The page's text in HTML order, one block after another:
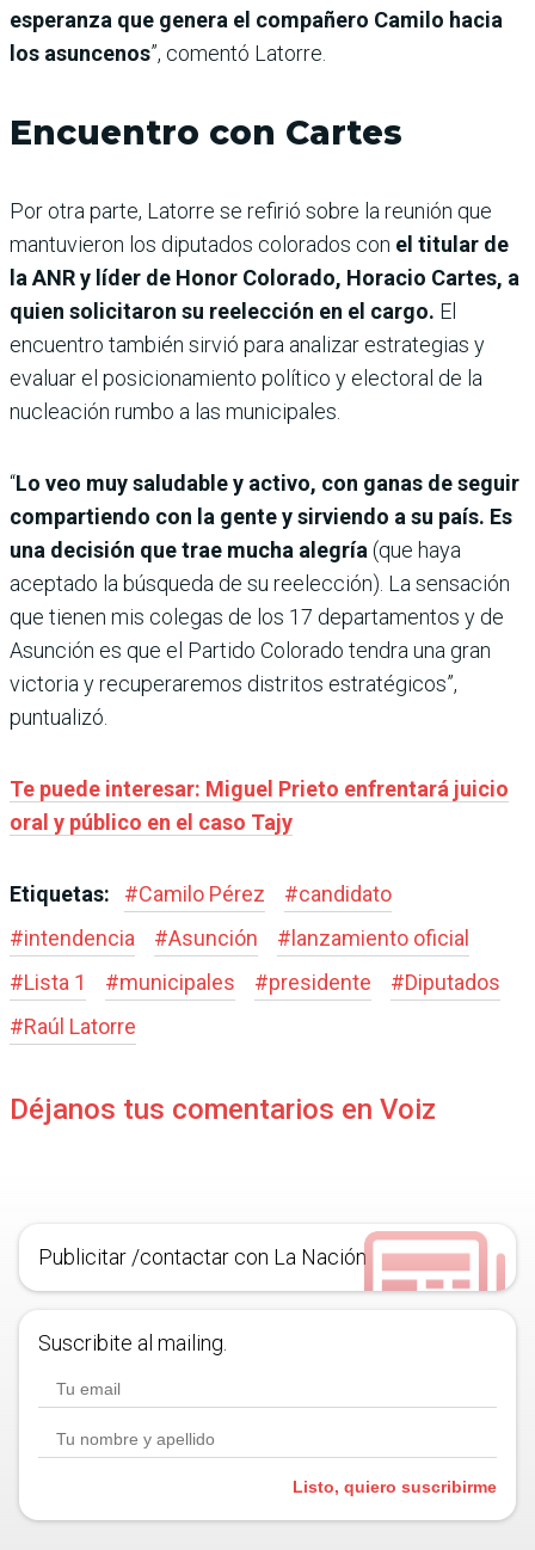
esperanza que genera el compañero Camilo hacia
los asuncenos”, comentó Latorre.
Encuentro con Cartes
Por otra parte, Latorre se refirió sobre la reunión que
mantuvieron los diputados colorados con el titular de
la ANR y líder de Honor Colorado, Horacio Cartes, a
quien solicitaron su reelección en el cargo. El
encuentro también sirvió para analizar estrategias y
evaluar el posicionamiento político y electoral de la
nucleación rumbo a las municipales.
“Lo veo muy saludable y activo, con ganas de seguir
compartiendo con la gente y sirviendo a su país. Es
una decisión que trae mucha alegría (que haya
aceptado la búsqueda de su reelección). La sensación
que tienen mis colegas de los 17 departamentos y de
Asunción es que el Partido Colorado tendra una gran
victoria y recuperaremos distritos estratégicos”,
puntualizó.
Te puede interesar: Miguel Prieto enfrentará juicio
oral y público en el caso Tajy
Etiquetas: #Camilo Pérez #candidato
#intendencia #Asunción #lanzamiento oficial
#Lista 1 #municipales #presidente #Diputados
#Raúl Latorre
Déjanos tus comentarios en Voiz
Publicitar /contactar con La Nación
Suscribite al mailing.
Listo, quiero suscribirme